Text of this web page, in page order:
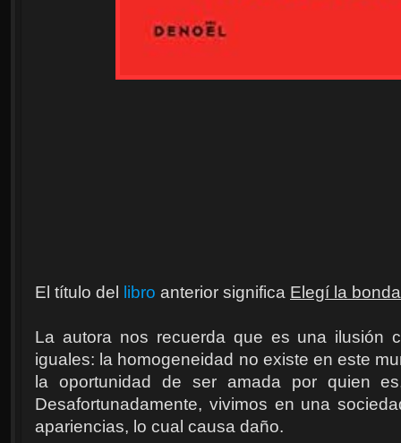
El título del libro anterior significa Elegí la
La autora nos recuerda que es una ilusión
iguales: la homogeneidad no existe en este
la oportunidad de ser amada por quien
Desafortunadamente, vivimos en una
apariencias, lo cual causa daño.